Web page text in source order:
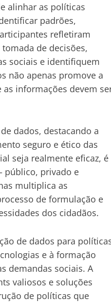
alinhar as políticas
padrões,
refletiram
de decisões,
sociais e identifiquem
não apenas promove a
informações devem
dados, destacando a
seguro e ético das
seja realmente eficaz, é
público, privado e
multiplica as
de formulação e
dos cidadãos.
de dados para
e à formação
demandas sociais. A
valiosos e soluções
de políticas que